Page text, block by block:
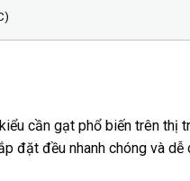
cần gạt phổ biến trên thị
đặt đều nhanh chóng và